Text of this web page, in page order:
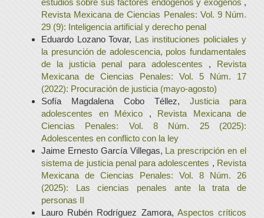
Revista Mexicana de Ciencias Penales: Vol. 9 Núm.
29 (9): Inteligencia artificial y derecho penal
Eduardo Lozano Tovar, Las instituciones policiales y
la presunción de adolescencia, polos fundamentales
de la justicia penal para adolescentes , Revista
Mexicana de Ciencias Penales: Vol. 5 Núm. 17
(2022): Procuración de justicia (mayo-agosto)
Sofía Magdalena Cobo Téllez, Justicia para
adolescentes en México , Revista Mexicana de
Ciencias Penales: Vol. 8 Núm. 25 (2025):
Adolescentes en conflicto con la ley
Jaime Ernesto García Villegas, La prescripción en el
sistema de justicia penal para adolescentes , Revista
Mexicana de Ciencias Penales: Vol. 8 Núm. 26
(2025): Las ciencias penales ante la trata de
personas II
Lauro Rubén Rodríguez Zamora, Aspectos críticos